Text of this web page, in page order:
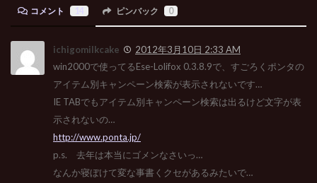
コメント ピンバック 0
ichigomilkcake
2012年3月10日 2:33 AM
win2000で使ってるEse-Lolifox 0.3.8.9で、すごろくポンタの
アイテム別キャンペーン検索が表示されないです…
IE TABでもアイテム別キャンペーン検索は出るけど文字が表
示されないの…
http://www.ponta.jp/
p.s. 去年は本当にゴメンなさいっ…
なんか寝ぼけて変な事書くクセがあるみたいで…